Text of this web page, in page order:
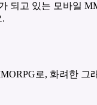
되고 있는 모바일
.
로, 화려한